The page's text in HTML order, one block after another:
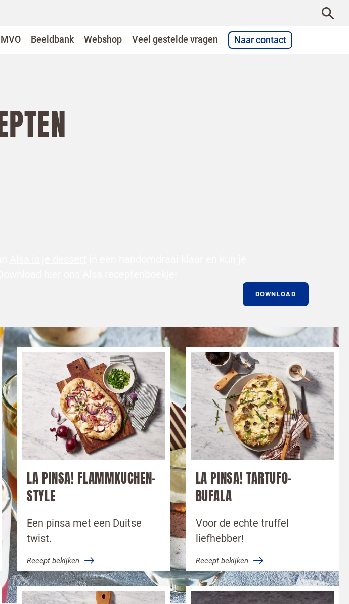
MVO Beeldbank Webshop Veel gestelde vragen Naar contact
DOWNLOAD
LA PINSA! FLAMMKUCHEN-
STYLE
Een pinsa met een Duitse
twist.
Recept bekijken
LA PINSA! TARTUFO-
BUFALA
Voor de echte truffel
liefhebber!
Recept bekijken